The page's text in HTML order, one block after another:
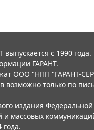
с 1990
ГАРАНТ.
ООО "НПП "ГАРАНТ-
возможно только по
издания
и массовых
года.